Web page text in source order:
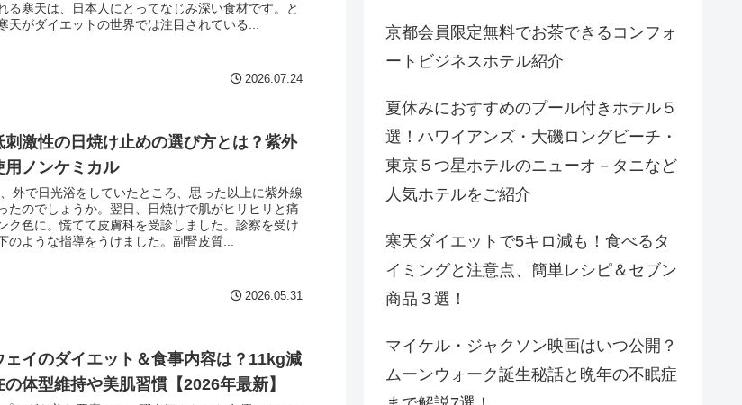
る寒天は、日本人にとってなじみ深い食材です。と
天がダイエットの世界では注目されている...
2026.07.24
刺激性の日焼け止めの選び方とは？紫外
用ノンケミカル
外で日光浴をしていたところ、思った以上に紫外線
たのでしょうか。翌日、日焼けで肌がヒリヒリと痛
ク色に。慌てて皮膚科を受診しました。診察を受け
のような指導をうけました。副腎皮質...
2026.05.31
ェイのダイエット＆食事内容は？11kg減
体型維持や美肌習慣【2026年最新】
京都会員限定無料でお茶できるコンフォ
ートビジネスホテル紹介
夏休みにおすすめのプール付きホテル５
選！ハワイアンズ・大磯ロングビーチ・
東京５つ星ホテルのニューオ－タニなど
人気ホテルをご紹介
寒天ダイエットで5キロ減も！食べるタ
イミングと注意点、簡単レシピ＆セブン
商品３選！
マイケル・ジャクソン映画はいつ公開？
ムーンウォーク誕生秘話と晩年の不眠症